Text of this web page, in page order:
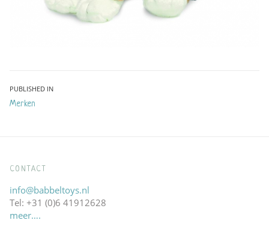
Bericht
navigatie
PUBLISHED IN
Merken
CONTACT
info@babbeltoys.nl
Tel: +31 (0)6 41912628
meer….